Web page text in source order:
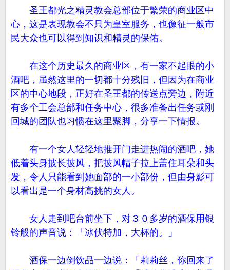
圣王都光之精灵教会总部位于繁荣的商业区中
心，这是表现教会不只为皇室服务，也像征一般市
民大众也可以得到知识和精灵的保佑。
在这个历史最久的商业区，有一家不起眼的小
酒吧，虽然这里的一切都十分残旧，但因为在商业
区的中心地段，正好在圣王都的传送点旁边，附近
有多个工会总部和任务中心，很多准备出任务或刚
回城的团队也习惯在这里聚脚，分享一下情报。
有一个女人轻轻地推开门走进热闹的酒吧，她
低着头身披长披风，把披风帽子拉上盖住耳朵和头
发，令人只能看到她面部的一小部份，但由身影可
以看出是一个身材高挑的女人。
女人走到吧台前坐下，对３０多岁的酒保用银
铃般的声音说：「冰伏特加，大杯的。」
酒保一边倒饮品一边说：「莉莉丝，你回来了